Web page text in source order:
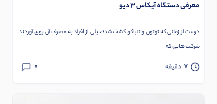
معرفی دستگاه آیکاس 3 دیو
درست از زمانی که توتون و تنباکو کشف شد؛ خیلی از افراد به مصرف آن روی آوردند.
شرکت هایی که
7 دقیقه 0